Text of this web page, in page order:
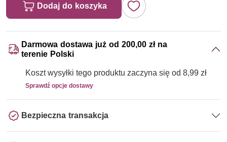
Dodaj do koszyka
Darmowa dostawa już od 200,00 zł na
terenie Polski
Koszt wysyłki tego produktu zaczyna się od 8,99 zł
Sprawdź opcje dostawy
Bezpieczna transakcja